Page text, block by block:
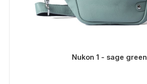
Nukon 1 - sage green